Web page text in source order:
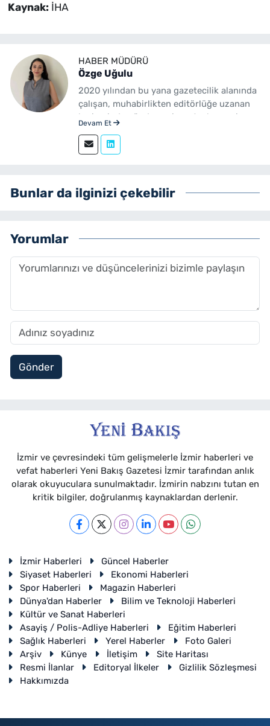
Kaynak: İHA
HABER MÜDÜRÜ
Özge Uğulu
2020 yılından bu yana gazetecilik alanında
çalışan, muhabirlikten editörlüğe uzanan
kariyerinde gündem, siyaset, ekonomi,
olmak üzere birçok alanda içerik üreten bir
gazetecidir. Ege Üniversitesi İletişim
olarak çalışmalarını sürdürmektedir.
Devam Et
Bunlar da ilginizi çekebilir
Yorumlar
Gönder
İzmir ve çevresindeki tüm gelişmelerle İzmir haberleri ve
vefat haberleri Yeni Bakış Gazetesi İzmir tarafından anlık
olarak okuyuculara sunulmaktadır. İzmirin nabzını tutan en
kritik bilgiler, doğrulanmış kaynaklardan derlenir.
İzmir Haberleri
Güncel Haberler
Siyaset Haberleri
Ekonomi Haberleri
Spor Haberleri
Magazin Haberleri
Dünya'dan Haberler
Bilim ve Teknoloji Haberleri
Kültür ve Sanat Haberleri
Asayiş / Polis-Adliye Haberleri
Eğitim Haberleri
Sağlık Haberleri
Yerel Haberler
Foto Galeri
Arşiv
Künye İletişim
Site Haritası
Resmi İlanlar
Editoryal İlkeler
Gizlilik Sözleşmesi
Hakkımızda